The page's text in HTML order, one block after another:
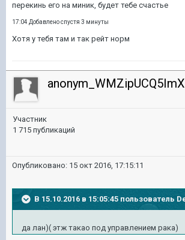
перекинь его на миник, будет тебе счастье
17:04 Добавлено спустя 3 минуты
Хотя у тебя там и так рейт норм
anonym_WMZipUCQ5ImX
Участник
1 715 публикаций
Опубликовано: 15 окт 2016, 17:15:11
В 15.10.2016 в 15:05:45 пользователь
да лан)( этж такао под управлением рака)